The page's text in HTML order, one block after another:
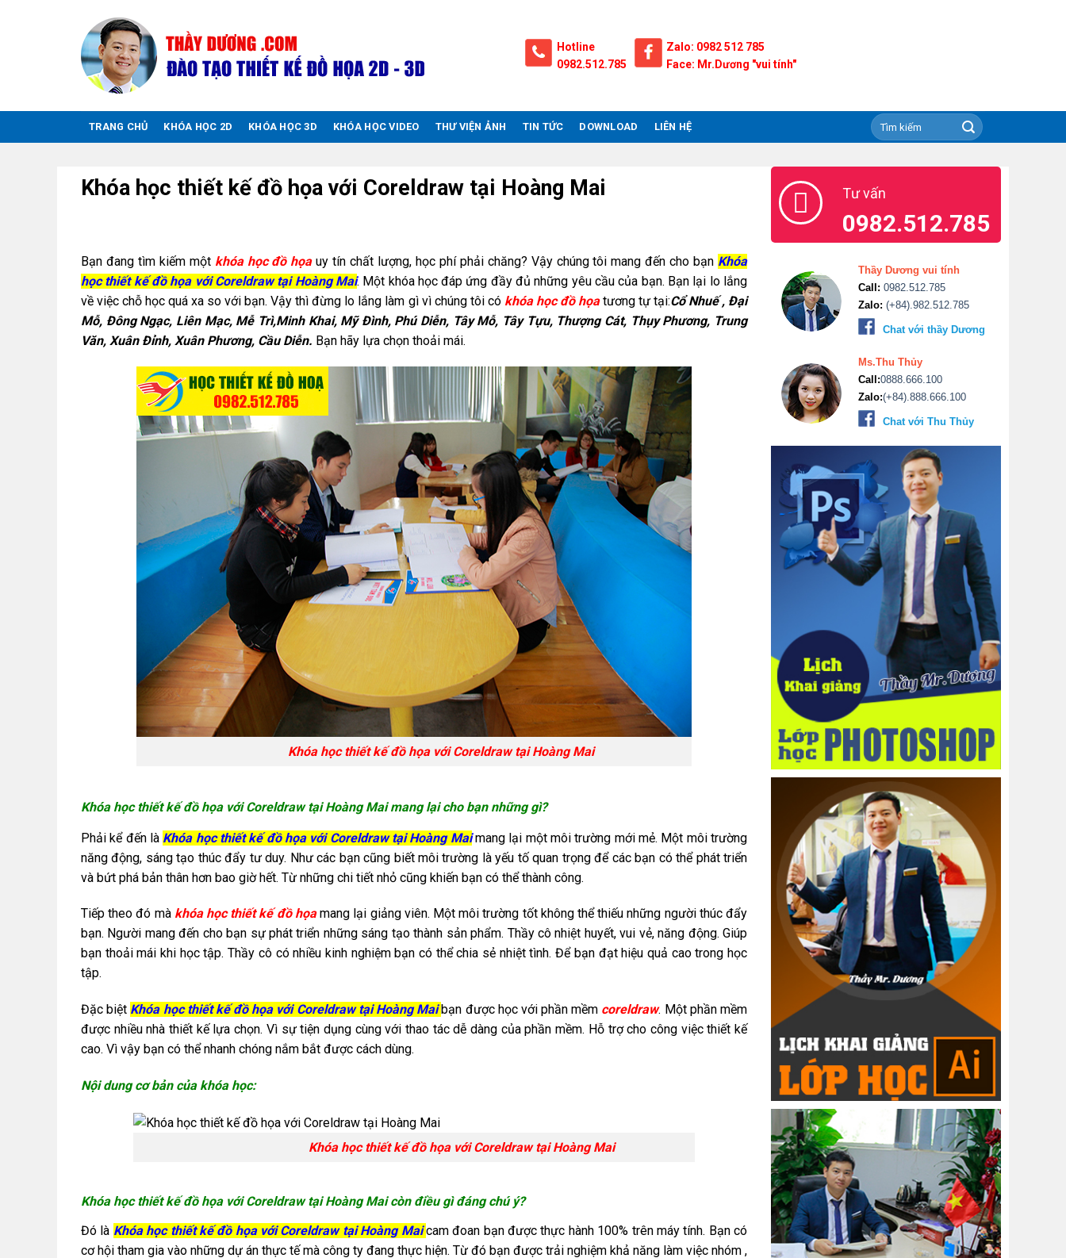
Hotline
0982.512.785
Zalo: 0982 512 785
Face: Mr.Dương "vui tính"
TRANG CHỦ KHÓA HỌC 2D KHÓA HỌC 3D KHÓA HỌC VIDEO THƯ VIỆN ẢNH TIN TỨC DOWNLOAD LIÊN HỆ
Khóa học thiết kế đồ họa với Coreldraw tại Hoàng Mai
Bạn đang tìm kiếm một khóa học đồ họauy tín chất lượng, học phí phải chăng? Vậy chúng tôi mang đến cho bạn Khóa
học thiết kế đồ họa với Coreldraw tại Hoàng Mai. Một khóa học đáp ứng đầy đủ những yêu cầu của bạn. Bạn lại lo lắng
về việc chỗ học quá xa so với bạn. Vậy thì đừng lo lắng làm gì vì chúng tôi cókhóa học đồ họatương tự tại:Cổ Nhuế , Đại
Mỗ, Đông Ngạc, Liên Mạc, Mễ Trì,Minh Khai, Mỹ Đình, Phú Diễn, Tây Mỗ, Tây Tựu, Thượng Cát, Thụy Phương, Trung
Văn, Xuân Đỉnh, Xuân Phương, Cầu Diễn. Bạn hãy lựa chọn thoải mái.
Khóa học thiết kế đồ họa với Coreldraw tại Hoàng Mai
Khóa học thiết kế đồ họa với Coreldraw tại Hoàng Mai mang lại cho bạn những gì?
Phải kể đến là Khóa học thiết kế đồ họa với Coreldraw tại Hoàng Maimang lại một môi trường mới mẻ. Một môi trường
năng động, sáng tạo thúc đẩy tư duy. Như các bạn cũng biết môi trường là yếu tố quan trọng để các bạn có thể phát triển
và bứt phá bản thân hơn bao giờ hết. Từ những chi tiết nhỏ cũng khiến bạn có thể thành công.
Tiếp theo đó mà khóa học thiết kế đồ họa mang lại giảng viên. Một môi trường tốt không thể thiếu những người thúc đẩy
bạn. Người mang đến cho bạn sự phát triển những sáng tạo thành sản phẩm. Thầy cô nhiệt huyết, vui vẻ, năng động. Giúp
bạn thoải mái khi học tập. Thầy cô có nhiều kinh nghiệm bạn có thể chia sẻ nhiệt tình. Để bạn đạt hiệu quả cao trong học
tập.
Đặc biệt Khóa học thiết kế đồ họa với Coreldraw tại Hoàng Mai bạn được học với phần mềm coreldraw. Một phần mềm
được nhiều nhà thiết kế lựa chọn. Vì sự tiện dụng cùng với thao tác dễ dàng của phần mềm. Hỗ trợ cho công việc thiết kế
cao. Vì vậy bạn có thể nhanh chóng nắm bắt được cách dùng.
Nội dung cơ bản của khóa học:
Khóa học thiết kế đồ họa với Coreldraw tại Hoàng Mai
Khóa học thiết kế đồ họa với Coreldraw tại Hoàng Mai còn điều gì đáng chú ý?
Đó là Khóa học thiết kế đồ họa với Coreldraw tại Hoàng Maicam đoan bạn được thực hành 100% trên máy tính. Bạn có
cơ hội tham gia vào những dự án thực tế mà công ty đang thực hiện. Từ đó bạn được trải nghiệm khả năng làm việc nhóm ,
Tư vấn
0982.512.785
Thầy Dương vui tính
Call: 0982.512.785
Zalo: (+84).982.512.785
Chat với thầy Dương
Ms.Thu Thủy
Call:0888.666.100
Zalo:(+84).888.666.100
Chat với Thu Thủy